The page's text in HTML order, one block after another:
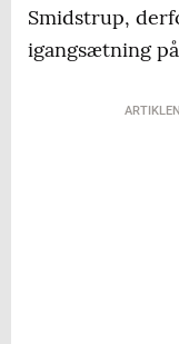
Smidstrup,
igangsætning